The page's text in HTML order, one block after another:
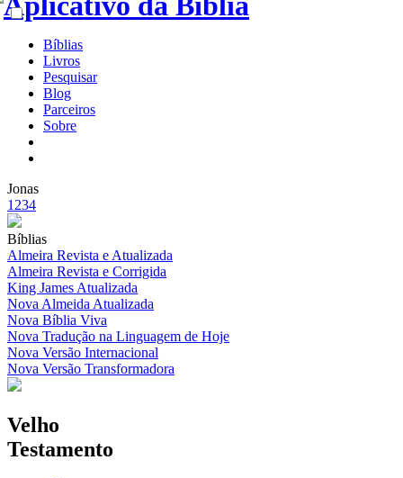
Bíblias
Livros
Pesquisar
Blog
Parceiros
Sobre
Jonas
1 234
Bíblias
Almeira Revista e Atualizada
Almeira Revista e Corrigida
King James Atualizada
Nova Almeida Atualizada
Nova Bíblia Viva
Nova Tradução na Linguagem de Hoje
Nova Versão Internacional
Nova Versão Transformadora
Velho
Testamento